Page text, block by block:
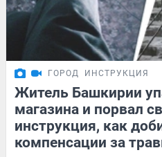
ГОРОД ИНСТРУКЦИЯ
Житель Башкирии
магазина и порвал
инструкция, как
компенсации за